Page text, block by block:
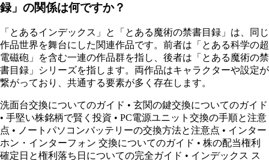
録」の関係は何ですか？
「とあるインデックス」と「とある魔術の禁書目録」は、同じ
作品世界を舞台にした関連作品です。前者は「とある科学の超
電磁砲」を含む一連の作品群を指し、後者は「とある魔術の禁
書目録」シリーズを指します。両作品はキャラクターや設定が
繋がっており、共通する要素が多く存在します。
洗面台交換についてのガイド • 玄関の鍵交換についてのガイド
• 手堅い株銘柄で賢く投資 • PC電源ユニット交換の手順と注意
点 • ノートパソコンバッテリーの交換方法と注意点 • インター
ホン・インターフォン 交換についてのガイド • 株の配当権利
確定日と権利落ち日についての完全ガイド • インデックス ス